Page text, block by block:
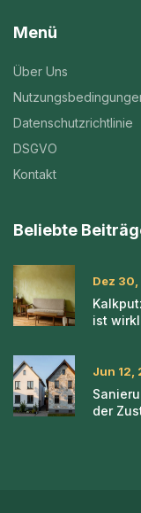
Menü
Über Uns
Datenschutzrichtlinie
DSGVO
Kontakt
Beliebte
Dez
ist
Jun 12,
der